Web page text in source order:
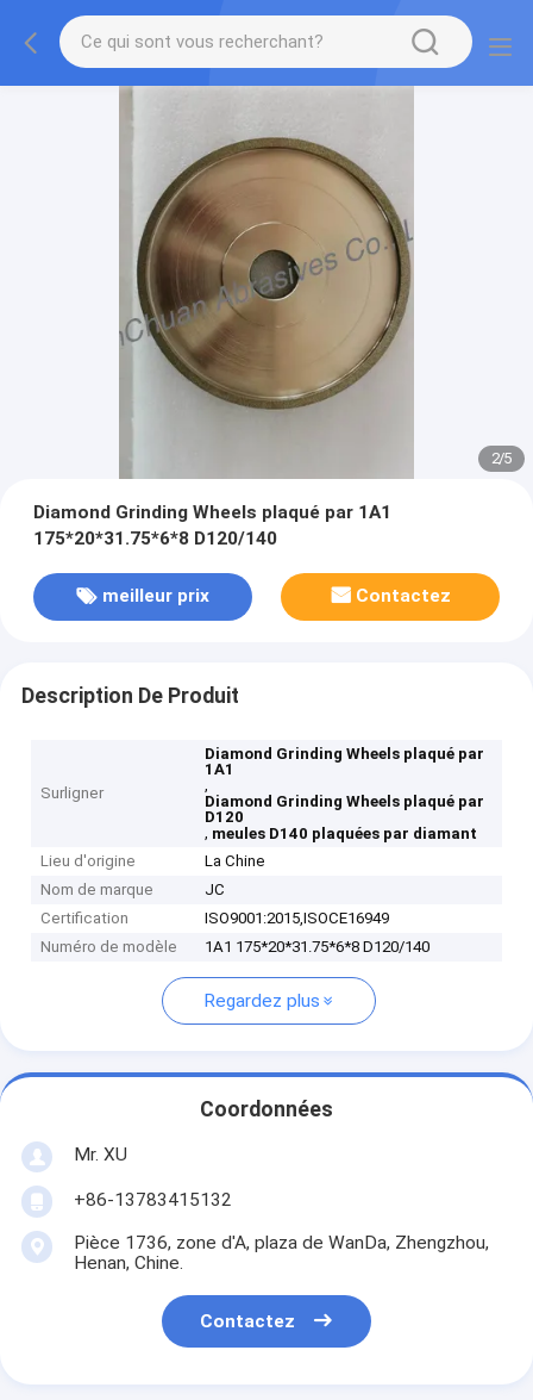
2/5
Diamond Grinding Wheels plaqué par 1A1
175*20*31.75*6*8 D120/140
meilleur prix Contactez
Description De Produit
Surligner
Diamond Grinding Wheels plaqué par
1A1
,
Diamond Grinding Wheels plaqué par
D120
, meules D140 plaquées par diamant
Lieu d'origine
La Chine
Nom de marque
JC
Certification
ISO9001:2015,ISOCE16949
Numéro de modèle
1A1 175*20*31.75*6*8 D120/140
Regardez plus
Coordonnées
Mr. XU
+86-13783415132
Pièce 1736, zone d'A, plaza de WanDa, Zhengzhou,
Henan, Chine.
Contactez